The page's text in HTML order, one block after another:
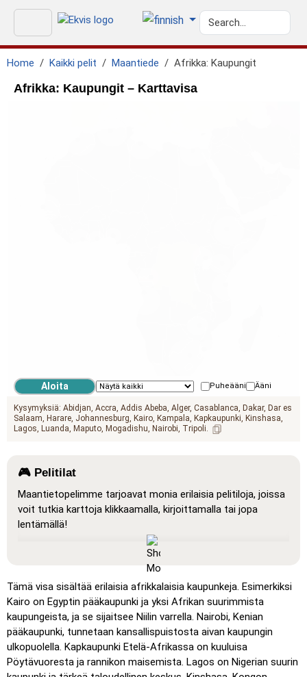
Home Kaikki pelit Maantiede Afrikka: Kaupungit
Afrikka: Kaupungit – Karttavisa
Puheääni Ääni
Kysymyksiä: Abidjan Accra Addis Abeba Alger Casablanca Dakar Dar es
Salaam Harare Johannesburg Kairo Kampala Kapkaupunki Kinshasa
Lagos
Luanda Maputo Mogadishu Nairobi Tripoli
🎮 Pelitilat
Maantietopelimme tarjoavat monia erilaisia pelitiloja, joissa
voit tutkia karttoja klikkaamalla, kirjoittamalla tai jopa
lentämällä!
: Oppimistila, jossa kaikki sijainnit näkyvät
kartalla, mikä helpottaa opiskelua ja hahmottamista.
Klikkaa (erittäin helppo): Toimii kuten ”Klikkaa”, mutta
kun viet hiiren sijainnin päälle, sen nimi näytetään.
Klikkaa (helppo): Kuten ”Klikkaa”, mutta kolme mahdollista
sijaintia korostetaan.
Klikkaa: Klikkaa täsmälleen oikeaa sijaintia.
Tämä visa sisältää erilaisia afrikkalaisia kaupunkeja. Esimerkiksi
Kairo on Egyptin pääkaupunki ja yksi Afrikan suurimmista
kaupungeista, ja se sijaitsee Niilin varrella. Nairobi, Kenian
pääkaupunki, tunnetaan kansallispuistosta aivan kaupungin
ulkopuolella. Kapkaupunki Etelä-Afrikassa on kuuluisa
Pöytävuoresta ja rannikon maisemista. Lagos on Nigerian suurin